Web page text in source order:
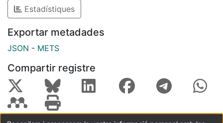
Estadístiques
Exportar metadades
JSON - METS
Compartir registre